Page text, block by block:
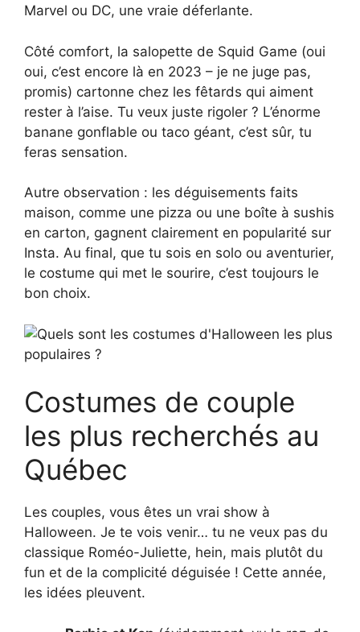
Marvel ou DC, une vraie déferlante.
Côté comfort, la salopette de Squid Game (oui
oui, c’est encore là en 2023 – je ne juge pas,
promis) cartonne chez les fêtards qui aiment
rester à l’aise. Tu veux juste rigoler ? L’énorme
banane gonflable ou taco géant, c’est sûr, tu
feras sensation.
Autre observation : les déguisements faits
maison, comme une pizza ou une boîte à sushis
en carton, gagnent clairement en popularité sur
Insta. Au final, que tu sois en solo ou aventurier,
le costume qui met le sourire, c’est toujours le
bon choix.
Costumes de couple
les plus recherchés au
Québec
Les couples, vous êtes un vrai show à
Halloween. Je te vois venir… tu ne veux pas du
classique Roméo-Juliette, hein, mais plutôt du
fun et de la complicité déguisée ! Cette année,
les idées pleuvent.